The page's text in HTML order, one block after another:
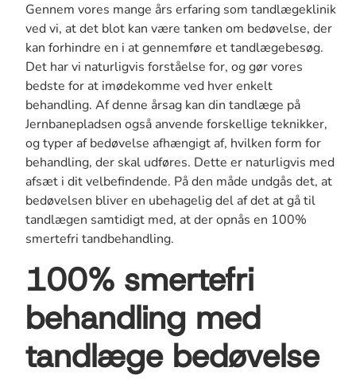
Gennem vores mange års erfaring som tandlægeklinik
ved vi, at det blot kan være tanken om bedøvelse, der
kan forhindre en i at gennemføre et tandlægebesøg.
Det har vi naturligvis forståelse for, og gør vores
bedste for at imødekomme ved hver enkelt
behandling. Af denne årsag kan din tandlæge på
Jernbanepladsen også anvende forskellige teknikker,
og typer af bedøvelse afhængigt af, hvilken form for
behandling, der skal udføres. Dette er naturligvis med
afsæt i dit velbefindende. På den måde undgås det, at
bedøvelsen bliver en ubehagelig del af det at gå til
tandlægen samtidigt med, at der opnås en 100%
smertefri tandbehandling.
100% smertefri
behandling med
tandlæge bedøvelse